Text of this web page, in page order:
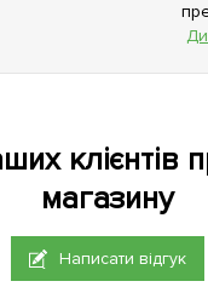
клієнтів
магазину
Написати відгук